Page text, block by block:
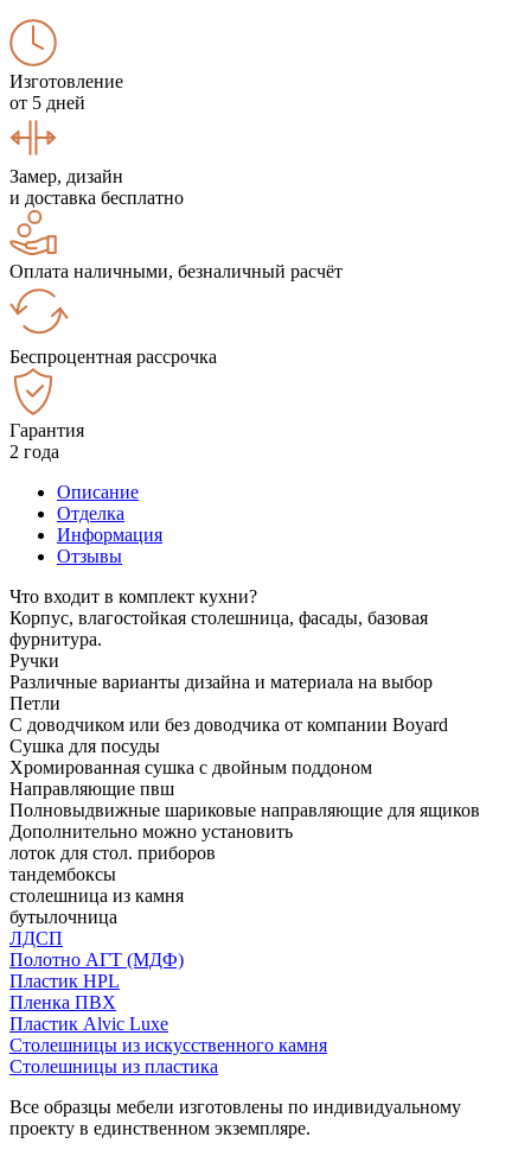
Изготовление
от 5 дней
Замер, дизайн
и доставка бесплатно
Оплата наличными, безналичный расчёт
Беспроцентная рассрочка
Гарантия
2 года
Описание
Отделка
Информация
Отзывы
Что входит в комплект кухни?
Корпус, влагостойкая столешница, фасады, базовая
фурнитура.
Ручки
Различные варианты дизайна и материала на выбор
Петли
С доводчиком или без доводчика от компании Boyard
Сушка для посуды
Хромированная сушка с двойным поддоном
Направляющие пвш
Полновыдвижные шариковые направляющие для ящиков
Дополнительно можно установить
лоток для стол. приборов
тандембоксы
столешница из камня
бутылочница
ЛДСП
Полотно АГТ (МДФ)
Пластик HPL
Пленка ПВХ
Пластик Alvic Luxe
Столешницы из искусственного камня
Столешницы из пластика
Все образцы мебели изготовлены по индивидуальному
проекту в единственном экземпляре.